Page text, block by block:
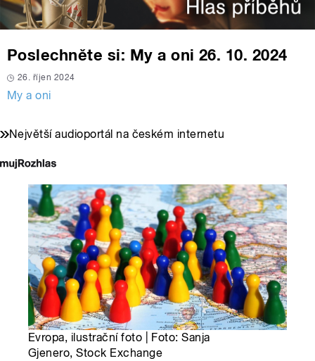
Poslechněte si: My a oni 26. 10. 2024
26. říjen 2024
My a oni
Největší audioportál na českém internetu
Evropa, ilustrační foto | Foto: Sanja
Gjenero, Stock Exchange